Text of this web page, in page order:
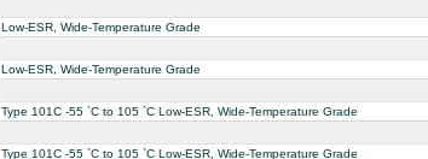
Low-ESR, Wide-Temperature Grade
Low-ESR, Wide-Temperature Grade
Type 101C -55 `C to 105 `C Low-ESR, Wide-Temperature Grade
Type 101C -55 `C to 105 `C Low-ESR, Wide-Temperature Grade